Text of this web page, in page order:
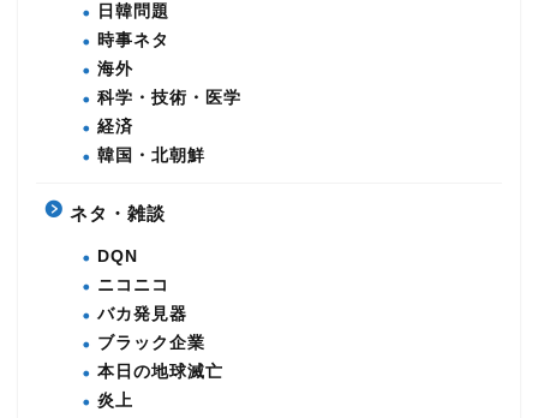
日韓問題
時事ネタ
海外
科学・技術・医学
経済
韓国・北朝鮮
ネタ・雑談
DQN
ニコニコ
バカ発見器
ブラック企業
本日の地球滅亡
炎上